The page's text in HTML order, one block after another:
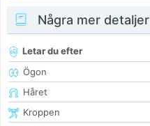
Några mer detaljer
Letar du efter
Ögon
Håret
Kroppen